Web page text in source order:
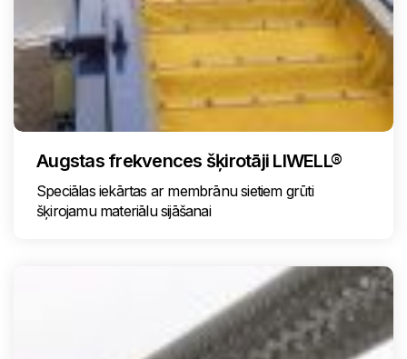
Augstas frekvences šķirotāji LIWELL®
Speciālas iekārtas ar membrānu sietiem grūti
šķirojamu materiālu sijāšanai